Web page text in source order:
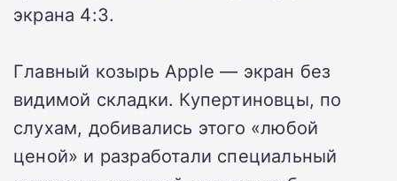
экрана 4:3.
Главный козырь Apple — экран без
видимой складки. Купертиновцы, по
слухам, добивались этого «любой
ценой» и разработали специальный